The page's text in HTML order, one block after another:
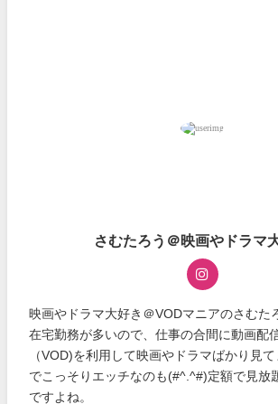
さむたろう＠映画やドラマ
映画やドラマ大好き＠VODマニアのさむた
在宅勤務が多いので、仕事の合間に動画配
（VOD)を利用して映画やドラマばかり見
でこっそりエッチなのも(#^.^#)定額で見放
ですよね。